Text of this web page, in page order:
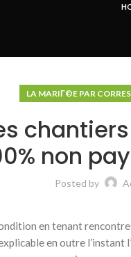
LA MARIГ©E PAR
non
Posted by
en tenant
en outre l’instant